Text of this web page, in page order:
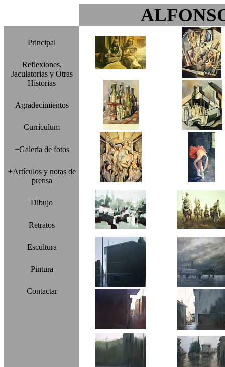
Principal
Reflexiones,
Jaculatorias y Otras
Historias
Agradecimientos
Currículum
+Galería de fotos
+Artículos y notas de
prensa
Dibujo
Retratos
Escultura
Pintura
Contactar